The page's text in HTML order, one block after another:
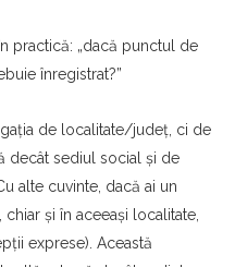
practică: „dacă punctul de
înregistrat?”
de localitate/județ, ci de
decât sediul social și de
alte cuvinte, dacă ai un
și în aceeași localitate,
exprese). Această